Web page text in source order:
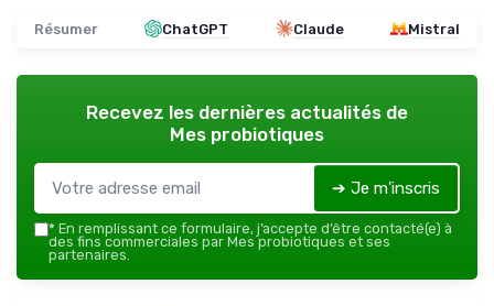
Résumer ChatGPT Claude Mistral
Recevez les dernières actualités de
Mes probiotiques
➔ Je m'inscris
* En remplissant ce formulaire, j’accepte d’être contacté(e) à
des fins commerciales par Mes probiotiques et ses
partenaires.